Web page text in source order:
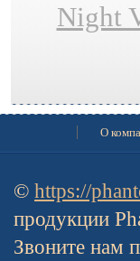
Night
О
© https://
продукции
Звоните нам